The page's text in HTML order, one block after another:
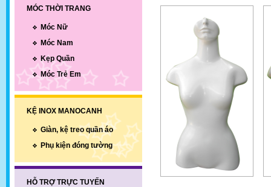
MÓC THỜI TRANG
Móc Nữ
Móc Nam
Kẹp Quần
Móc Trẻ Em
KỆ INOX MANOCANH
Giàn, kệ treo quần áo
Phụ kiện đóng tường
HỖ TRỢ TRỰC TUYẾN